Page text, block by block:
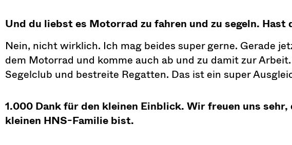
Und du liebst es Motorrad zu fahren und zu segeln.
Nein, nicht wirklich. Ich mag beides super gerne. Gerade
dem Motorrad und komme auch ab und zu damit zur
Segelclub und bestreite Regatten. Das ist ein super
1.000 Dank für den kleinen Einblick. Wir freuen uns sehr,
kleinen HNS-Familie bist.